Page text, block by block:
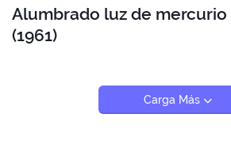
Alumbrado luz de mercurio
(1961)
Carga Más